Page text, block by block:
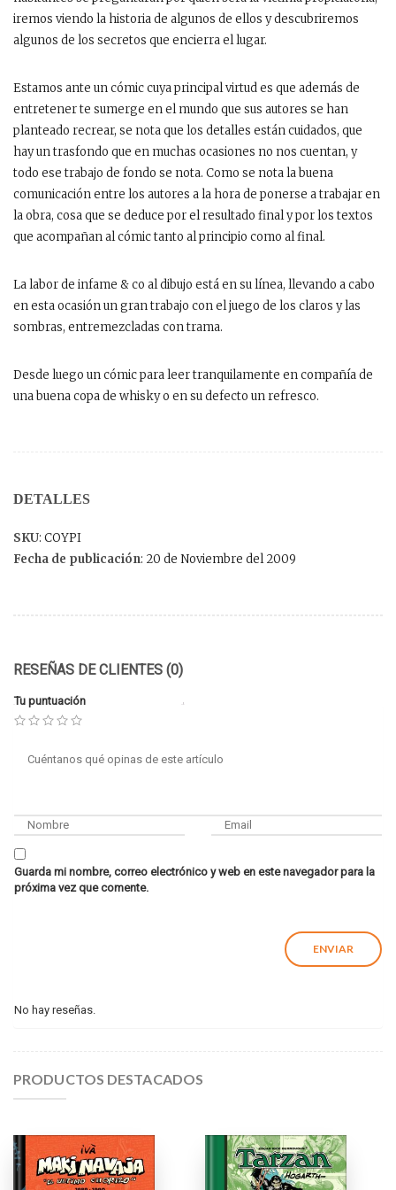
iremos viendo la historia de algunos de ellos y descubriremos
algunos de los secretos que encierra el lugar.
Estamos ante un cómic cuya principal virtud es que además de
entretener te sumerge en el mundo que sus autores se han
planteado recrear, se nota que los detalles están cuidados, que
hay un trasfondo que en muchas ocasiones no nos cuentan, y
todo ese trabajo de fondo se nota. Como se nota la buena
comunicación entre los autores a la hora de ponerse a trabajar en
la obra, cosa que se deduce por el resultado final y por los textos
que acompañan al cómic tanto al principio como al final.
La labor de infame & co al dibujo está en su línea, llevando a cabo
en esta ocasión un gran trabajo con el juego de los claros y las
sombras, entremezcladas con trama.
Desde luego un cómic para leer tranquilamente en compañía de
una buena copa de whisky o en su defecto un refresco.
DETALLES
SKU: COYPI
Fecha de publicación: 20 de Noviembre del 2009
RESEÑAS DE CLIENTES (0)
Tu puntuación
Guarda mi nombre, correo electrónico y web en este navegador para la
próxima vez que comente.
No hay reseñas.
PRODUCTOS DESTACADOS